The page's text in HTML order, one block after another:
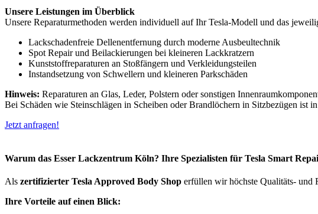
Unsere Leistungen im Überblick
Unsere Reparaturmethoden werden individuell auf Ihr Tesla-Modell und das
Lackschadenfreie Dellenentfernung durch moderne Ausbeultechnik
Spot Repair und Beilackierungen bei kleineren Lackkratzern
Kunststoffreparaturen an Stoßfängern und Verkleidungsteilen
Instandsetzung von Schwellern und kleineren Parkschäden
Hinweis: Reparaturen an Glas, Leder, Polstern oder sonstigen
Bei Schäden wie Steinschlägen in Scheiben oder Brandlöchern in Sitzbezügen ist
Jetzt anfragen!
Warum das Esser Lackzentrum Köln? Ihre Spezialisten für Tesla Smart
Als zertifizierter Tesla Approved Body Shop erfüllen wir höchste Qualitäts- und
Ihre Vorteile auf einen Blick: